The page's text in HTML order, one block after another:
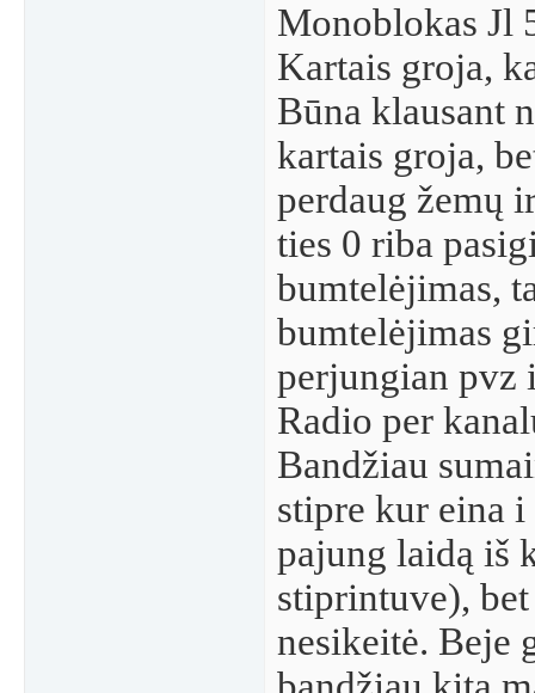
Monoblokas Jl
Kartais groja,
Būna klausant
kartais groja,
perdaug žemų
ties 0 riba
bumtelėjimas,
bumtelėjimas
perjungian pvz
Radio per
Bandžiau
stipre kur eina i
pajung laidą iš
stiprintuve),
nesikeitė. Beje